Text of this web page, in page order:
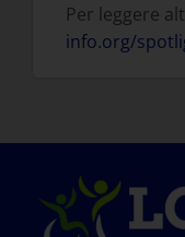
Per leggere
info.org/